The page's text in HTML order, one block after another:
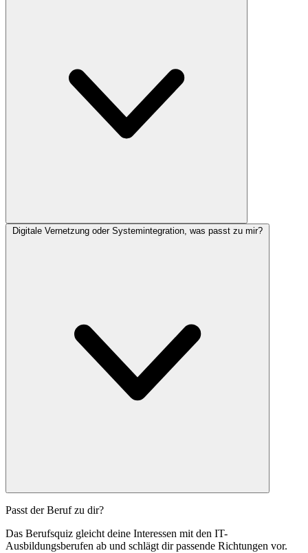
Digitale Vernetzung oder Systemintegration, was passt zu mir?
Passt der Beruf zu dir?
Das Berufsquiz gleicht deine Interessen mit den IT-
Ausbildungsberufen ab und schlägt dir passende Richtungen vor.